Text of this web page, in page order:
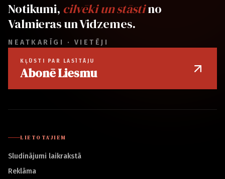
Notikumi, cilvēki un stāstino
Valmieras un Vidzemes.
NEATKARĪGI · VIETĒJI
KĻŪSTI PAR LASĪTĀJU
Abonē Liesmu
LIETOTĀJIEM
Sludinājumi laikrakstā
Reklāma